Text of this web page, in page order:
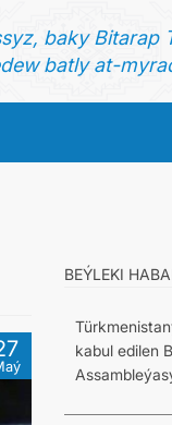
baky Bitarap
batly at-
BEÝLEKI
kabul edilen